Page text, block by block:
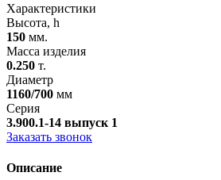
Характеристики
Высота, h
150 мм.
Масса изделия
0.250 т.
Диаметр
1160/700 мм
Серия
3.900.1-14 выпуск 1
Заказать звонок
Описание